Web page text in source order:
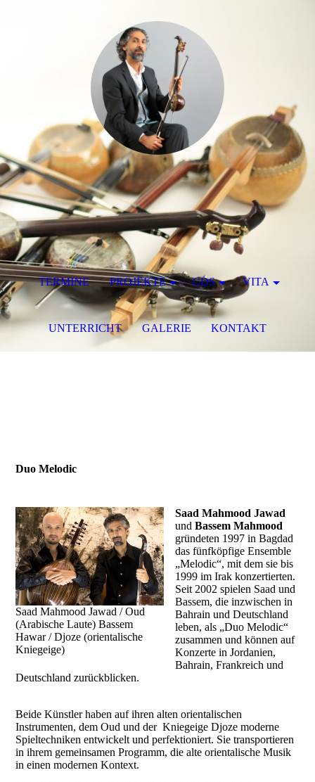
Duo Melodic
Saad Mahmood Jawad / Oud
(Arabische Laute) Bassem
Hawar / Djoze (orientalische
Kniegeige)
Saad Mahmood Jawad
und Bassem Mahmood
gründeten 1997 in Bagdad
das fünfköpfige Ensemble
„Melodic“, mit dem sie bis
1999 im Irak konzertierten.
Seit 2002 spielen Saad und
Bassem, die inzwischen in
Bahrain und Deutschland
leben, als „Duo Melodic“
zusammen und können auf
Konzerte in Jordanien,
Bahrain, Frankreich und
Deutschland zurückblicken.
Beide Künstler haben auf ihren alten orientalischen
Instrumenten, dem Oud und der Kniegeige Djoze moderne
Spieltechniken entwickelt und perfektioniert. Sie transportieren
in ihrem gemeinsamen Programm, die alte orientalische Musik
in einen modernen Kontext.
TERMINE PROJEKTE CDS VITA
UNTERRICHT GALERIE KONTAKT